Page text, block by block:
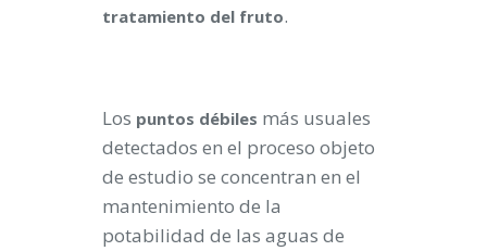
tratamiento del fruto.
Los puntos débiles más usuales
detectados en el proceso objeto
de estudio se concentran en el
mantenimiento de la
potabilidad de las aguas de